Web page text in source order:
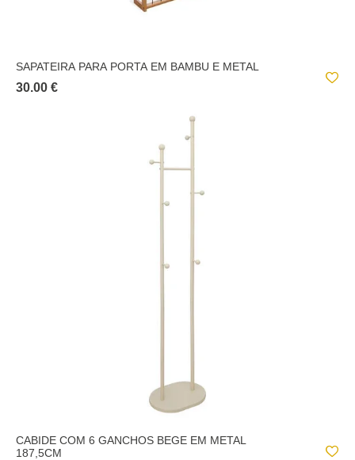
SAPATEIRA PARA PORTA EM BAMBU E METAL
30.00 €
CABIDE COM 6 GANCHOS BEGE EM METAL
187,5CM